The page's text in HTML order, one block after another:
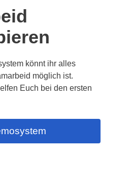
könnt ihr alles
möglich ist.
Euch bei den ersten